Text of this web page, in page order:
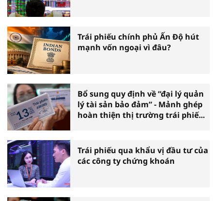
Trái phiếu chính phủ Ấn Độ hút
mạnh vốn ngoại vì đâu?
Bổ sung quy định về “đại lý quản
lý tài sản bảo đảm” - Mảnh ghép
hoàn thiện thị trường trái phiếu
Trái phiếu qua khẩu vị đầu tư của
các công ty chứng khoán